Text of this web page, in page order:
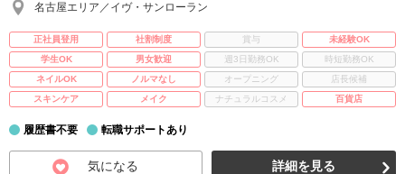
名古屋エリア／イヴ・サンローラン
正社員登用 社割制度 賞与
未経験OK
学生OK
男女歓迎 週3日勤務OK
時短勤務OK
ネイルOK
ノルマなし オープニング
店長候補
スキンケア
メイク ナチュラルコスメ 百貨店
履歴書不要 転職サポートあり
気になる 詳細を見る